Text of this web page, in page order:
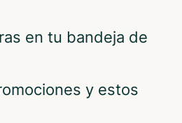
en tu bandeja de
y estos